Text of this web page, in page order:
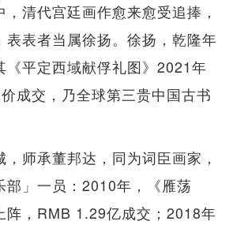
清代宫廷画作愈来愈受追捧，
表表者当属徐扬。徐扬，乾隆年
《平定西域献俘礼图》2021年
成交，乃全球第三贵中国古书
师承董邦达，同为词臣画家，
部」一员：2010年，《雁荡
阵，RMB 1.29亿成交；2018年